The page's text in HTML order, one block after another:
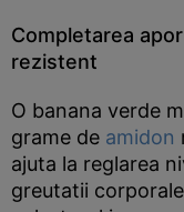
Completarea
rezistent
O banana verde
grame de amidon
ajuta la reglarea
greutatii